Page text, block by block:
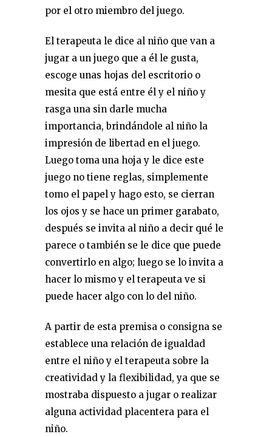
por el otro miembro del juego.
El terapeuta le dice al niño que van a
jugar a un juego que a él le gusta,
escoge unas hojas del escritorio o
mesita que está entre él y el niño y
rasga una sin darle mucha
importancia, brindándole al niño la
impresión de libertad en el juego.
Luego toma una hoja y le dice este
juego no tiene reglas, simplemente
tomo el papel y hago esto, se cierran
los ojos y se hace un primer garabato,
después se invita al niño a decir qué le
parece o también se le dice que puede
convertirlo en algo; luego se lo invita a
hacer lo mismo y el terapeuta ve si
puede hacer algo con lo del niño.
A partir de esta premisa o consigna se
establece una relación de igualdad
entre el niño y el terapeuta sobre la
creatividad y la flexibilidad, ya que se
mostraba dispuesto a jugar o realizar
alguna actividad placentera para el
niño.